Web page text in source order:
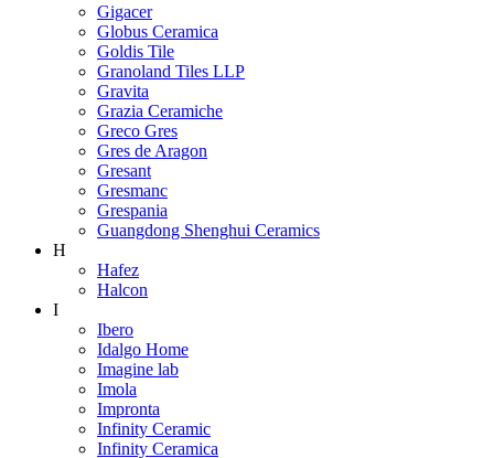
Gigacer
Globus Ceramica
Goldis Tile
Granoland Tiles LLP
Gravita
Grazia Ceramiche
Greco Gres
Gres de Aragon
Gresant
Gresmanc
Grespania
Guangdong Shenghui Ceramics
H
Hafez
Halcon
I
Ibero
Idalgo Home
Imagine lab
Imola
Impronta
Infinity Ceramic
Infinity Ceramica